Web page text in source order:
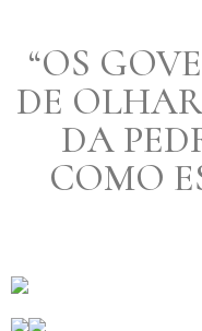
“OS
DE
DA
COMO